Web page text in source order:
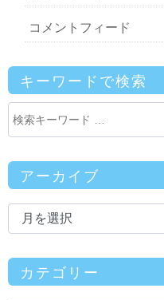
コメントフィード
キーワードで検索
アーカイブ
カテゴリー